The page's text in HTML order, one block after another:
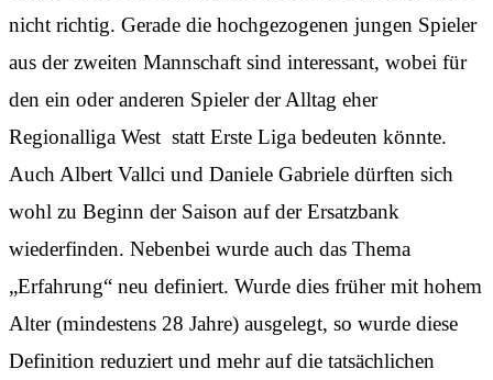
nicht richtig. Gerade die hochgezogenen jungen Spieler
aus der zweiten Mannschaft sind interessant, wobei für
den ein oder anderen Spieler der Alltag eher
Regionalliga West statt Erste Liga bedeuten könnte.
Auch Albert Vallci und Daniele Gabriele dürften sich
wohl zu Beginn der Saison auf der Ersatzbank
wiederfinden. Nebenbei wurde auch das Thema
„Erfahrung“ neu definiert. Wurde dies früher mit hohem
Alter (mindestens 28 Jahre) ausgelegt, so wurde diese
Definition reduziert und mehr auf die tatsächlichen